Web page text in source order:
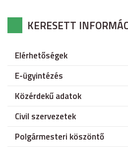
KERESETT
Elérhetőségek
E-ügyintézés
Közérdekű adatok
Civil szervezetek
Polgármesteri köszöntő